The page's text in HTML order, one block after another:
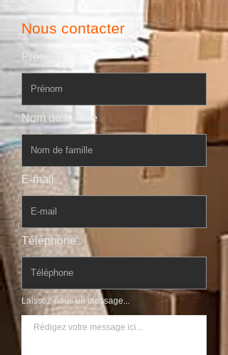
Nous contacter
Prénom
Nom de famille
E-mail
Téléphone
Laissez-nous un message...